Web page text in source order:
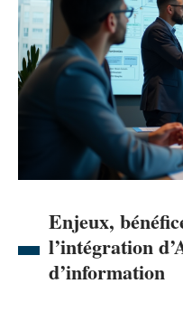
Enjeux,
l’intégration
d’information